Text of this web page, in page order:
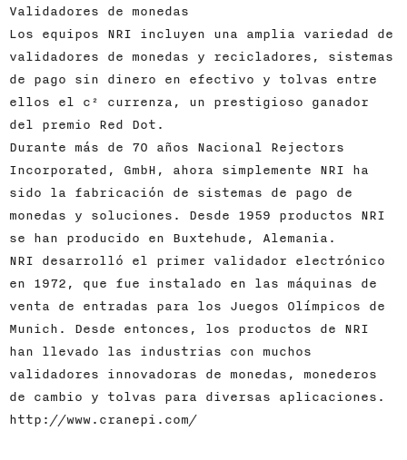
Validadores de monedas
Los equipos NRI incluyen una amplia variedad de
validadores de monedas y recicladores, sistemas
de pago sin dinero en efectivo y tolvas entre
ellos el c² currenza, un prestigioso ganador
del premio Red Dot.
Durante más de 70 años Nacional Rejectors
Incorporated, GmbH, ahora simplemente NRI ha
sido la fabricación de sistemas de pago de
monedas y soluciones. Desde 1959 productos NRI
se han producido en Buxtehude, Alemania.
NRI desarrolló el primer validador electrónico
en 1972, que fue instalado en las máquinas de
venta de entradas para los Juegos Olímpicos de
Munich. Desde entonces, los productos de NRI
han llevado las industrias con muchos
validadores innovadoras de monedas, monederos
de cambio y tolvas para diversas aplicaciones.
http://www.cranepi.com/